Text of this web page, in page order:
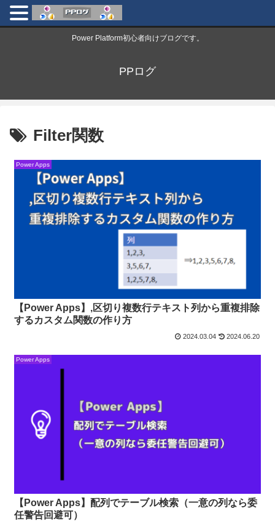
Power Platform初心者向けブログです。
PPログ
Filter関数
Power Apps
【Power Apps】,区切り複数行テキスト列から重複排除
するカスタム関数の作り方
2024.03.04 2024.06.20
Power Apps
【Power Apps】配列でテーブル検索（一意の列なら委
任警告回避可）